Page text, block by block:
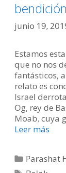
bendición
junio 19,
Estamos
que no nos
fantásticos,
relato es
Israel
Og, rey de
Moab, cuya
Leer más
Parashat